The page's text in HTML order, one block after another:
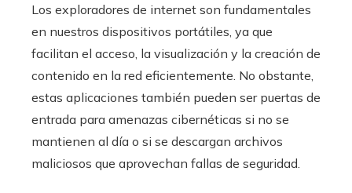
Los exploradores de internet son fundamentales
en nuestros dispositivos portátiles, ya que
facilitan el acceso, la visualización y la creación de
contenido en la red eficientemente. No obstante,
estas aplicaciones también pueden ser puertas de
entrada para amenazas cibernéticas si no se
mantienen al día o si se descargan archivos
maliciosos que aprovechan fallas de seguridad.